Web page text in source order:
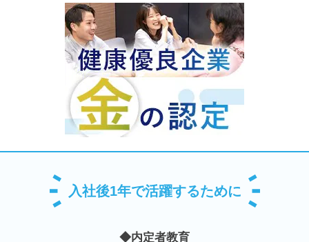
入社後1年で活躍するために
◆内定者教育